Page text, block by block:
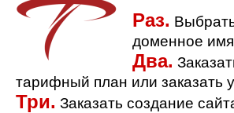
Раз.
доменное
Два.
тарифный план или заказать
Три. Заказать создание